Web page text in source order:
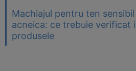
Machiajul pentru ten
acneica: ce trebuie verificat
produsele